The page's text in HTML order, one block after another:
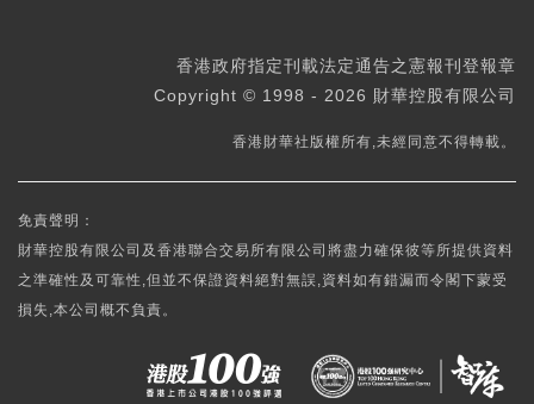
香港政府指定刊載法定通告之憲報刊登報章
Copyright © 1998 - 2026 財華控股有限公司
香港財華社版權所有,未經同意不得轉載。
免責聲明：
財華控股有限公司及香港聯合交易所有限公司將盡力確保彼等所提供資料
之準確性及可靠性,但並不保證資料絕對無誤,資料如有錯漏而令閣下蒙受
損失,本公司概不負責。